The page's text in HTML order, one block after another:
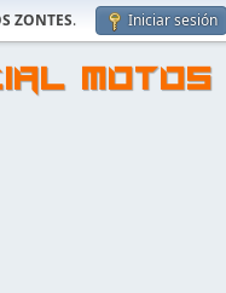
ZONTES. Iniciar sesión